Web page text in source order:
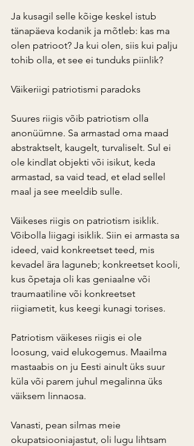
Ja kusagil selle kõige keskel istub
tänapäeva kodanik ja mõtleb: kas ma
olen patrioot? Ja kui olen, siis kui palju
tohib olla, et see ei tunduks piinlik?
Väikeriigi patriotismi paradoks
Suures riigis võib patriotism olla
anonüümne. Sa armastad oma maad
abstraktselt, kaugelt, turvaliselt. Sul ei
ole kindlat objekti või isikut, keda
armastad, sa vaid tead, et elad sellel
maal ja see meeldib sulle.
Väikeses riigis on patriotism isiklik.
Võibolla liigagi isiklik. Siin ei armasta sa
ideed, vaid konkreetset teed, mis
kevadel ära laguneb; konkreetset kooli,
kus õpetaja oli kas geniaalne või
traumaatiline või konkreetset
riigiametit, kus keegi kunagi torises.
Patriotism väikeses riigis ei ole
loosung, vaid elukogemus. Maailma
mastaabis on ju Eesti ainult üks suur
küla või parem juhul megalinna üks
väiksem linnaosa.
Vanasti, pean silmas meie
okupatsiooniajastut, oli lugu lihtsam